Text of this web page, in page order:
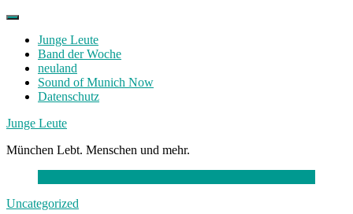
Skip
contentJunge Leute
Band der Woche
neuland
Sound of Munich Now
Datenschutz
Facebook
Twitter
Instagram
Junge Leute
München Lebt. Menschen und mehr.
Uncategorized